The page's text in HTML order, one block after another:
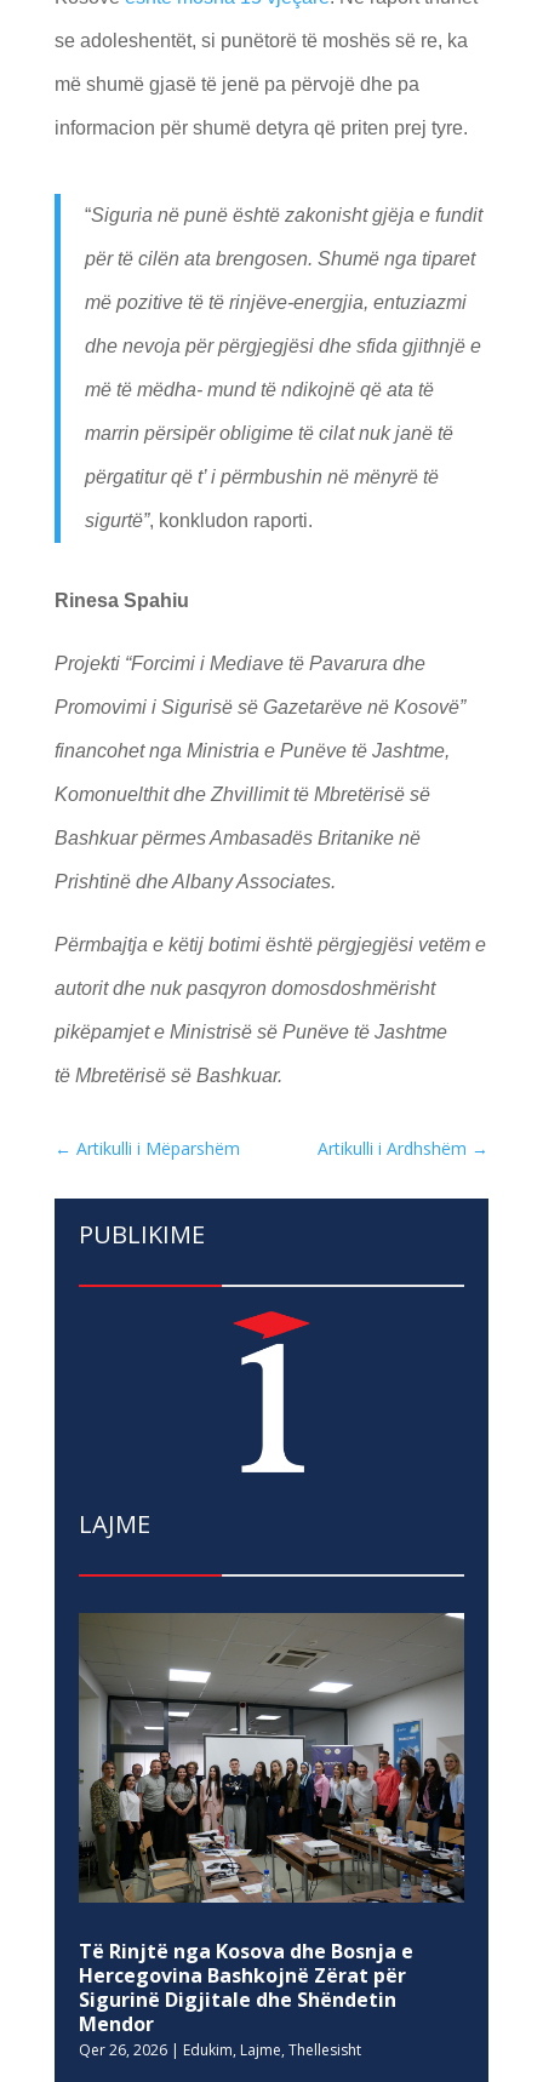
se adoleshentët, si punëtorë të moshës së re, ka
më shumë gjasë të jenë pa përvojë dhe pa
informacion për shumë detyra që priten prej tyre.
“Siguria në punë është zakonisht gjëja e fundit
për të cilën ata brengosen. Shumë nga tiparet
më pozitive të të rinjëve-energjia, entuziazmi
dhe nevoja për përgjegjësi dhe sfida gjithnjë e
më të mëdha- mund të ndikojnë që ata të
marrin përsipër obligime të cilat nuk janë të
përgatitur që t’ i përmbushin në mënyrë të
sigurtë”, konkludon raporti.
Rinesa Spahiu
Projekti “Forcimi i Mediave të Pavarura dhe
Promovimi i Sigurisë së Gazetarëve në Kosovë”
financohet nga Ministria e Punëve të Jashtme,
Komonuelthit dhe Zhvillimit të Mbretërisë së
Bashkuar përmes Ambasadës Britanike në
Prishtinë dhe Albany Associates.
Përmbajtja e këtij botimi është përgjegjësi vetëm e
autorit dhe nuk pasqyron domosdoshmërisht
pikëpamjet e Ministrisë së Punëve të Jashtme
të Mbretërisë së Bashkuar.
← Artikulli i Mëparshëm Artikulli i Ardhshëm →
PUBLIKIME
LAJME
Të Rinjtë nga Kosova dhe Bosnja e
Hercegovina Bashkojnë Zërat për
Sigurinë Digjitale dhe Shëndetin
Mendor
Qer 26, 2026| Edukim, Lajme, Thellesisht